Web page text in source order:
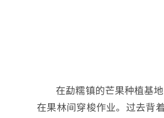
在勐糯镇的芒果种植基
在果林间穿梭作业。过去背